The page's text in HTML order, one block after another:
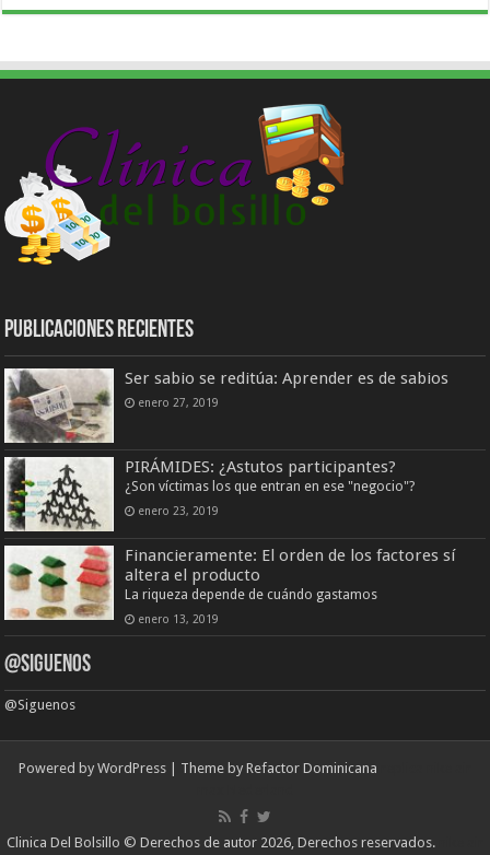
Publicaciones Recientes
Ser sabio se reditúa: Aprender es de sabios
enero 27, 2019
PIRÁMIDES: ¿Astutos participantes?
¿Son víctimas los que entran en ese "negocio"?
enero 23, 2019
Financieramente: El orden de los factores sí
altera el producto
La riqueza depende de cuándo gastamos
enero 13, 2019
@Siguenos
@Siguenos
Powered by WordPress | Theme by Refactor Dominicana
Clinica Del Bolsillo © Derechos de autor 2026, Derechos reservados.